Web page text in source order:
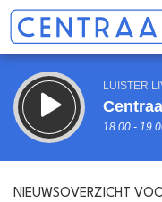
LUISTER
18.00 -
NIEUWSOVERZICHT